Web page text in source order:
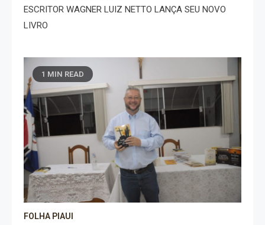
ESCRITOR WAGNER LUIZ NETTO LANÇA SEU NOVO
LIVRO
1 MIN READ
FOLHA PIAUI